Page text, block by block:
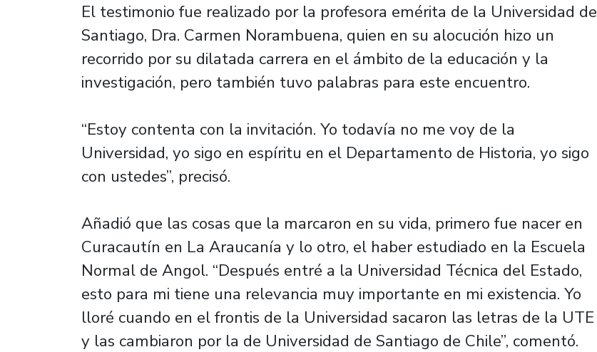
El testimonio fue realizado por la profesora emérita de la Universidad de
Santiago, Dra. Carmen Norambuena, quien en su alocución hizo un
recorrido por su dilatada carrera en el ámbito de la educación y la
investigación, pero también tuvo palabras para este encuentro.
“Estoy contenta con la invitación. Yo todavía no me voy de la
Universidad, yo sigo en espíritu en el Departamento de Historia, yo sigo
con ustedes”, precisó.
Añadió que las cosas que la marcaron en su vida, primero fue nacer en
Curacautín en La Araucanía y lo otro, el haber estudiado en la Escuela
Normal de Angol. “Después entré a la Universidad Técnica del Estado,
esto para mi tiene una relevancia muy importante en mi existencia. Yo
lloré cuando en el frontis de la Universidad sacaron las letras de la UTE
y las cambiaron por la de Universidad de Santiago de Chile”, comentó.